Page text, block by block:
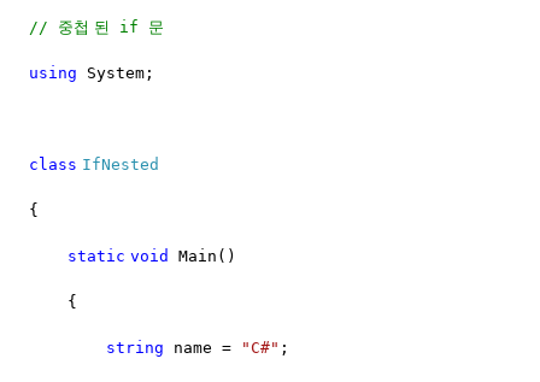
// 중첩 된 if 문
using System;
class IfNested
{
static void Main()
{
string name = "C#" ;